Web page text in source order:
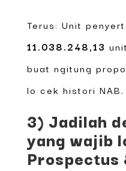
Terus: Unit
11.038.248,13
buat ngitung
lo cek histori NAB.
3) Jadilah
yang wajib
Prospectus